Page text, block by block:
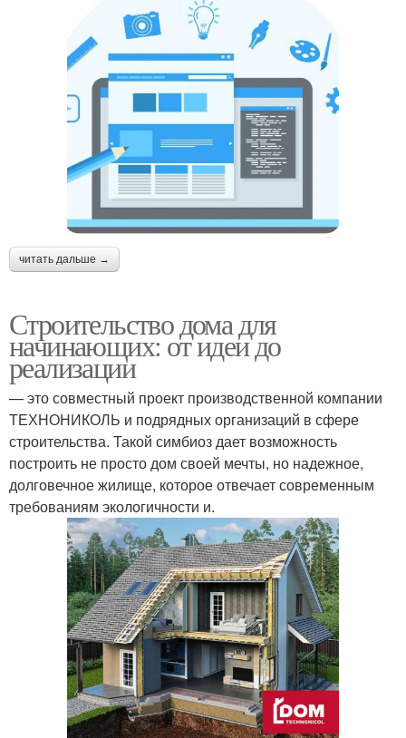
читать дальше →
Строительство дома для
начинающих: от идеи до
реализации
— это совместный проект производственной компании
ТЕХНОНИКОЛЬ и подрядных организаций в сфере
строительства. Такой симбиоз дает возможность
построить не просто дом своей мечты, но надежное,
долговечное жилище, которое отвечает современным
требованиям экологичности и.